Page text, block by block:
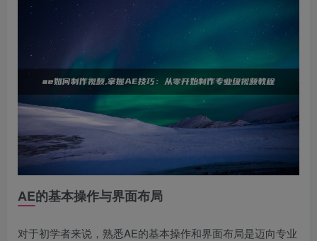
AE的基本操作与界面布局
对于初学者来说，熟悉AE的基本操作和界面布局是迈向专业